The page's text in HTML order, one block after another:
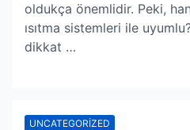
oldukça önemlidir. Peki,
ısıtma sistemleri ile
dikkat …
UNCATEGORIZED